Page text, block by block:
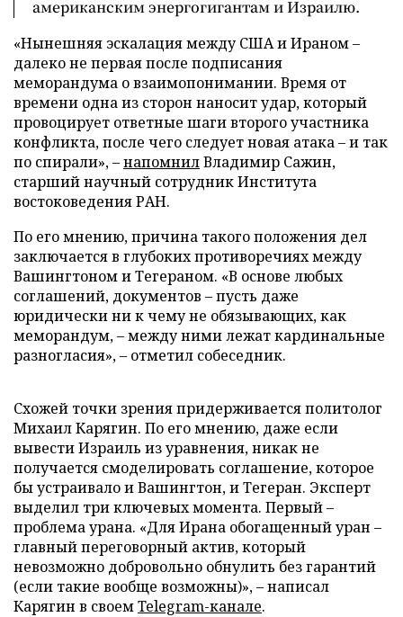
американским энергогигантам и Израилю.
«Нынешняя эскалация между США и Ираном –
далеко не первая после подписания
меморандума о взаимопонимании. Время от
времени одна из сторон наносит удар, который
провоцирует ответные шаги второго участника
конфликта, после чего следует новая атака – и так
по спирали», –напомнилВладимир Сажин,
старший научный сотрудник Института
востоковедения РАН.
По его мнению, причина такого положения дел
заключается в глубоких противоречиях между
Вашингтоном и Тегераном. «В основе любых
соглашений, документов – пусть даже
юридически ни к чему не обязывающих, как
меморандум, – между ними лежат кардинальные
разногласия», – отметил собеседник.
Схожей точки зрения придерживается политолог
Михаил Карягин. По его мнению, даже если
вывести Израиль из уравнения, никак не
получается смоделировать соглашение, которое
бы устраивало и Вашингтон, и Тегеран. Эксперт
выделил три ключевых момента. Первый –
проблема урана. «Для Ирана обогащенный уран –
главный переговорный актив, который
невозможно добровольно обнулить без гарантий
(если такие вообще возможны)», – написал
Карягин в своемTelegram-канале.